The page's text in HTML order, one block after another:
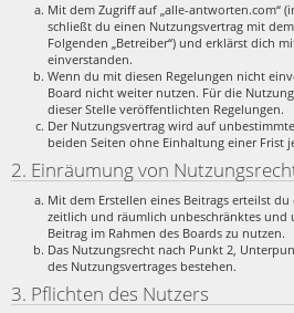
Mit dem Zugriff auf „alle-antworten.com“
schließt du einen Nutzungsvertrag mit
Folgenden „Betreiber“) und erklärst dich
einverstanden.
Wenn du mit diesen Regelungen nicht
Board nicht weiter nutzen. Für die
dieser Stelle veröffentlichten Regelungen.
Der Nutzungsvertrag wird auf
beiden Seiten ohne Einhaltung einer Frist
2. Einräumung von
Mit dem Erstellen eines Beitrags erteilst
zeitlich und räumlich unbeschränktes und
Beitrag im Rahmen des Boards zu nutzen.
Das Nutzungsrecht nach Punkt 2,
des Nutzungsvertrages bestehen.
3. Pflichten des Nutzers